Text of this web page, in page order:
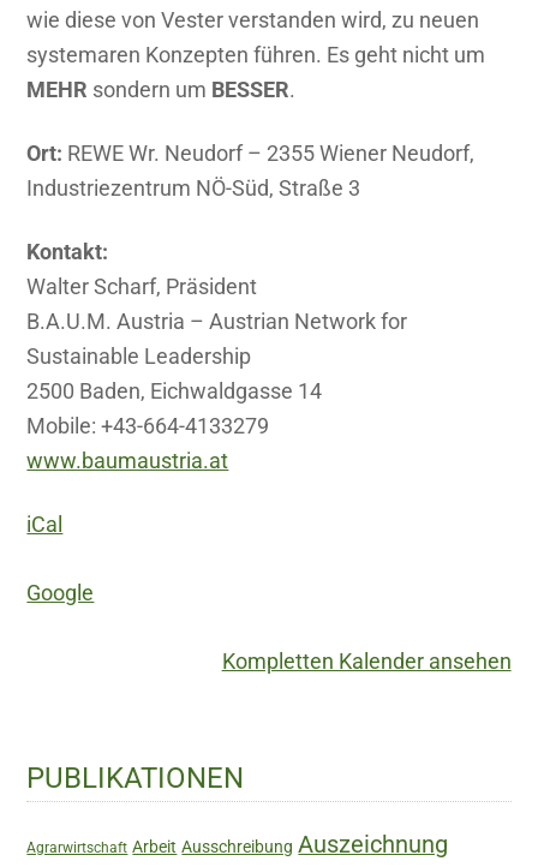
wie diese von Vester verstanden wird, zu neuen
systemaren Konzepten führen. Es geht nicht um
MEHR sondern um BESSER.
Ort: REWE Wr. Neudorf – 2355 Wiener Neudorf,
Industriezentrum NÖ-Süd, Straße 3
Kontakt:
Walter Scharf, Präsident
B.A.U.M. Austria – Austrian Network for
Sustainable Leadership
2500 Baden, Eichwaldgasse 14
Mobile: +43-664-4133279
www.baumaustria.at
iCal
Google
Kompletten Kalender ansehen
Haupt-
Sidebar
PUBLIKATIONEN
Agrarwirtschaft Arbeit Ausschreibung Auszeichnung